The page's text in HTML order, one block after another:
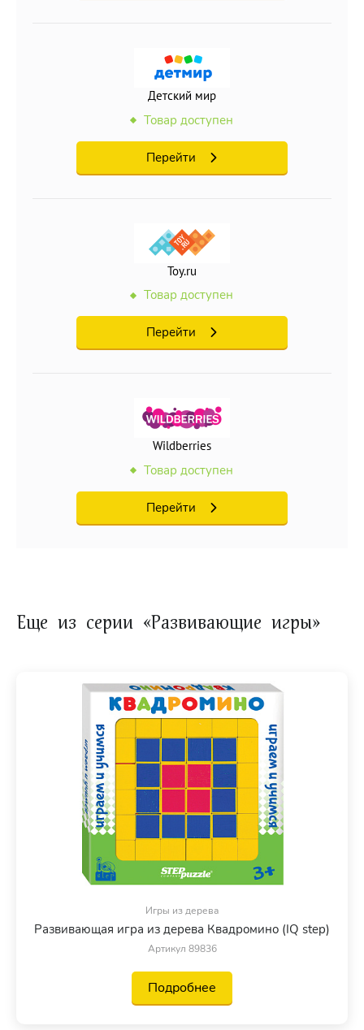
Детский мир
Товар доступен
Перейти
Toy.ru
Товар доступен
Перейти
Wildberries
Товар доступен
Перейти
Еще из серии «Развивающие игры»
Игры из дерева
Развивающая игра из дерева Квадромино (IQ step)
Артикул 89836
Подробнее